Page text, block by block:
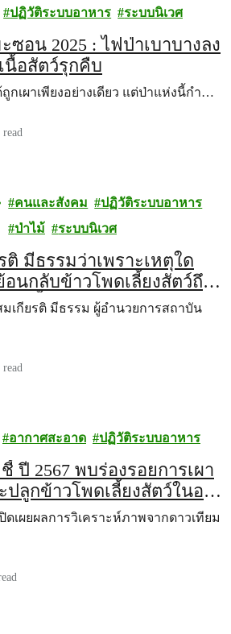
ปฏิวัติระบบอาหาร
ระบบนิเวศ
อน 2025 : ไฟป่าเบาบางลง
นื้อสัตว์รุกคืบ
กเผาเพียงอย่างเดียว แต่ป่าแห่งนี้กำ…
คนและสังคม
ปฏิวัติระบบอาหาร
ป่าไม้
ระบบนิเวศ
มีธรรมว่าเพราะเหตุใด
นกลับข้าวโพดเลี้ยงสัตว์ถึง
ใสทั้งระบบได้ยาก
กียรติ มีธรรม ผู้อำนวยการสถาบัน
อากาศสะอาด ปฏิวัติระบบอาหาร
ปี 2567 พบร่องรอยการเผา
ลูกข้าวโพดเลี้ยงสัตว์ในอนุ
ว่า 3.7 ล้านไร่ เรียกร้อง
ะบบตรวจสอบย้อนกลับ
ดเผยผลการวิเคราะห์ภาพจากดาวเทียม